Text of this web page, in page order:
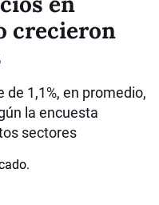
crecieron
1,1%, en promedio,
la encuesta
sectores